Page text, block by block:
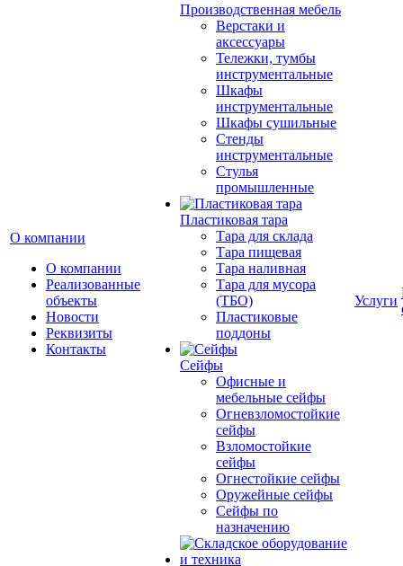
О компании
О компании
Реализованные
объекты
Новости
Реквизиты
Контакты
Производственная мебель
Верстаки и
аксессуары
Тележки, тумбы
инструментальные
Шкафы
инструментальные
Шкафы сушильные
Стенды
инструментальные
Cтулья
промышленные
Пластиковая тара
Тара для склада
Тара пищевая
Тара наливная
Тара для мусора
(ТБО)
Пластиковые
поддоны
Сейфы
Офисные и
мебельные сейфы
Огневзломостойкие
сейфы
Взломостойкие
сейфы
Огнестойкие сейфы
Оружейные сейфы
Сейфы по
назначению
Услуги